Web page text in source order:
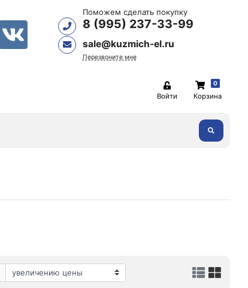
Поможем сделать покупку
8 (995) 237-33-99
sale@kuzmich-el.ru
Перезвоните мне
Войти
0
Корзина